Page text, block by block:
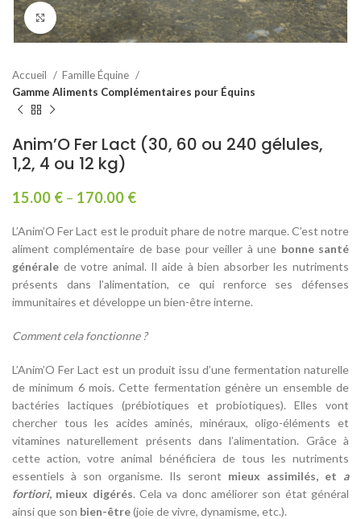
Agrandir
Accueil
Famille Équine
Gamme Aliments Complémentaires pour Équins
Anim’O Fer Lact (30, 60 ou 240 gélules,
1,2, 4 ou 12 kg)
15.00 € – 170.00 €
L’Anim’O Fer Lact est le produit phare de notre marque. C’est notre
aliment complémentaire de base pour veiller à une bonne santé
générale de votre animal. Il aide à bien absorber les nutriments
présents dans l’alimentation, ce qui renforce ses défenses
immunitaires et développe un bien-être interne.
Comment cela fonctionne ?
L’Anim’O Fer Lact est un produit issu d’une fermentation naturelle
de minimum 6 mois. Cette fermentation génère un ensemble de
bactéries lactiques (prébiotiques et probiotiques). Elles vont
chercher tous les acides aminés, minéraux, oligo-éléments et
vitamines naturellement présents dans l’alimentation. Grâce à
cette action, votre animal bénéficiera de tous les nutriments
essentiels à son organisme. Ils seront mieux assimilés, et a
fortiori, mieux digérés. Cela va donc améliorer son état général
ainsi que son bien-être(joie de vivre, dynamisme, etc.).